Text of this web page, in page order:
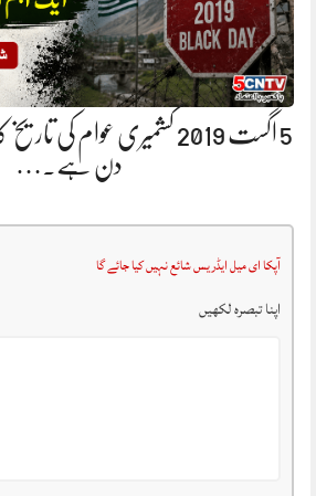
5 اگست 2019 کشمیری عوام کی
دن ہے.…
آپکا ای میل ایڈریس شائع نہیں کیا جائے گا
اپنا تبصرہ لکھیں